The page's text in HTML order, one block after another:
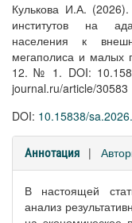
Кулькова И.А. (2026).
институтов на
населения к
мегаполиса и малых
12. № 1. DOI:
journal.ru/article/30583
DOI: 10.15838/
Аннотация |
В настоящей
анализ